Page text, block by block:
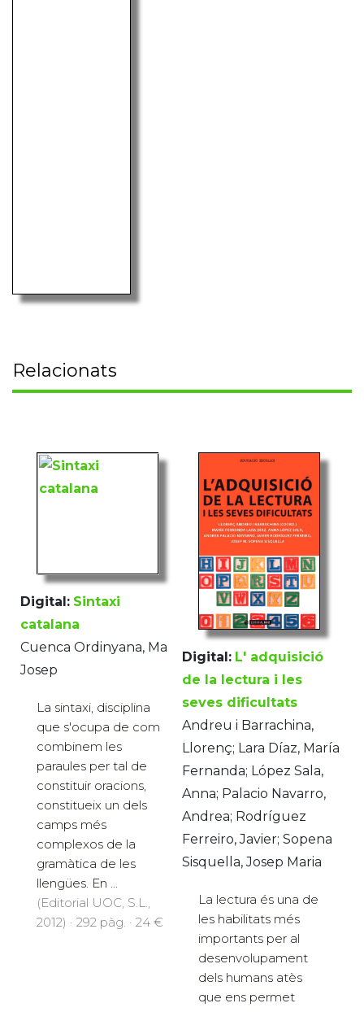
Relacionats
Digital: Sintaxi
catalana
Cuenca Ordinyana, Ma
Josep
La sintaxi, disciplina
que s'ocupa de com
combinem les
paraules per tal de
constituir oracions,
constitueix un dels
camps més
complexos de la
gramàtica de les
llengües. En ...
(Editorial UOC, S.L.,
2012) · 292 pàg. · 24 €
Digital: L' adquisició
de la lectura i les
seves dificultats
Andreu i Barrachina,
Llorenç; Lara Díaz, María
Fernanda; López Sala,
Anna; Palacio Navarro,
Andrea; Rodríguez
Ferreiro, Javier; Sopena
Sisquella, Josep Maria
La lectura és una de
les habilitats més
importants per al
desenvolupament
dels humans atès
que ens permet